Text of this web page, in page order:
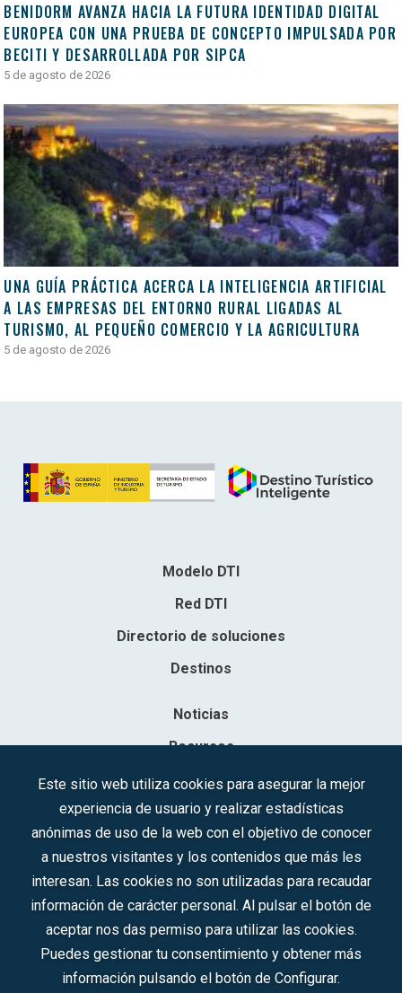
BENIDORM AVANZA HACIA LA FUTURA IDENTIDAD DIGITAL
EUROPEA CON UNA PRUEBA DE CONCEPTO IMPULSADA POR
BECITI Y DESARROLLADA POR SIPCA
5 de agosto de 2026
UNA GUÍA PRÁCTICA ACERCA LA INTELIGENCIA ARTIFICIAL
A LAS EMPRESAS DEL ENTORNO RURAL LIGADAS AL
TURISMO, AL PEQUEÑO COMERCIO Y LA AGRICULTURA
5 de agosto de 2026
Modelo DTI
Red DTI
Directorio de soluciones
Destinos
Noticias
Recursos
Contacto
Sociedad Mercantil Estatal para la Gestión de la Innovación y las
Síguenos en redes sociales:
Este sitio web utiliza cookies para asegurar la mejor
experiencia de usuario y realizar estadísticas
anónimas de uso de la web con el objetivo de conocer
a nuestros visitantes y los contenidos que más les
interesan. Las cookies no son utilizadas para recaudar
información de carácter personal. Al pulsar el botón de
aceptar nos das permiso para utilizar las cookies.
Puedes gestionar tu consentimiento y obtener más
información pulsando el botón de Configurar.